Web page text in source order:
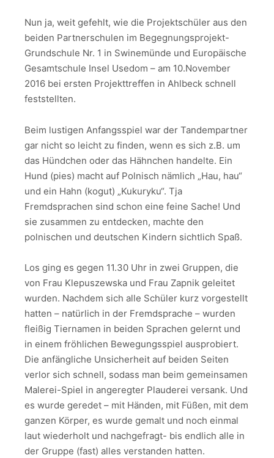
Nun ja, weit gefehlt, wie die Projektschüler aus den
beiden Partnerschulen im Begegnungsprojekt-
Grundschule Nr. 1 in Swinemünde und Europäische
Gesamtschule Insel Usedom – am 10.November
2016 bei ersten Projekttreffen in Ahlbeck schnell
feststellten.
Beim lustigen Anfangsspiel war der Tandempartner
gar nicht so leicht zu finden, wenn es sich z.B. um
das Hündchen oder das Hähnchen handelte. Ein
Hund (pies) macht auf Polnisch nämlich „Hau, hau“
und ein Hahn (kogut) „Kukuryku“. Tja
Fremdsprachen sind schon eine feine Sache! Und
sie zusammen zu entdecken, machte den
polnischen und deutschen Kindern sichtlich Spaß.
Los ging es gegen 11.30 Uhr in zwei Gruppen, die
von Frau Klepuszewska und Frau Zapnik geleitet
wurden. Nachdem sich alle Schüler kurz vorgestellt
hatten – natürlich in der Fremdsprache – wurden
fleißig Tiernamen in beiden Sprachen gelernt und
in einem fröhlichen Bewegungsspiel ausprobiert.
Die anfängliche Unsicherheit auf beiden Seiten
verlor sich schnell, sodass man beim gemeinsamen
Malerei-Spiel in angeregter Plauderei versank. Und
es wurde geredet – mit Händen, mit Füßen, mit dem
ganzen Körper, es wurde gemalt und noch einmal
laut wiederholt und nachgefragt- bis endlich alle in
der Gruppe (fast) alles verstanden hatten.